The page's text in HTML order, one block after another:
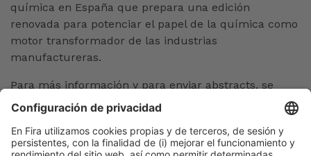
química en España que prepara una edición
renovada para potenciar el papel de la química como
motor transformador de las industrias
manufactureras.
Para más información y para enviar abstracts, se
puede consultar la página web oficial del Congreso
Mediterráneo de Ingeniería Química
Barcelona, 10 de febrero de 2025